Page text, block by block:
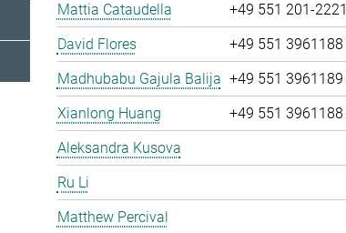
Mattia Cataudella
+49 551 201-2221
David Flores
+49 551 3961188
Madhubabu Gajula Balija +49 551 3961189
Xianlong Huang
+49 551 3961188
Aleksandra Kusova
Ru Li
Matthew Percival